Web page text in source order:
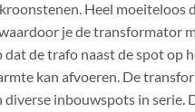
Heel moeiteloos
je de transformator
dat de trafo naast de spot op
kan afvoeren. De
diverse inbouwspots in serie.